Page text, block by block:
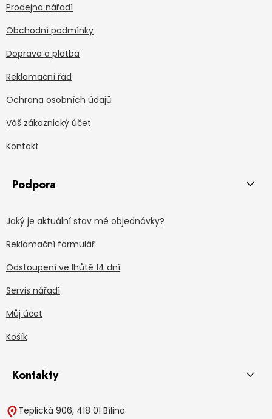
Prodejna nářadí
Obchodní podmínky
Doprava a platba
Reklamační řád
Ochrana osobních údajů
Váš zákaznický účet
Kontakt
Podpora
Jaký je aktuální stav mé objednávky?
Reklamační formulář
Odstoupení ve lhůtě 14 dní
Servis nářadí
Můj účet
Košík
Kontakty
Teplická 906, 418 01 Bílina